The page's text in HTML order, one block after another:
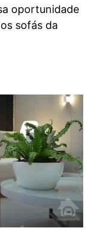
oportunidade
sofás da